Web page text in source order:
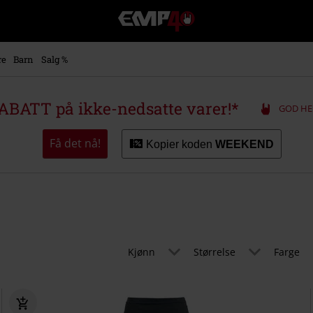
EMP
-
Musikk,
merch
Alternativ
mote
Barn Salg %
på ikke-nedsatte varer!* GOD
Få det nå! Kopier koden WEEKEND
Kjønn Størrelse Farge